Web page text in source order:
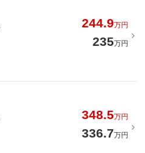
244.9万円
235万円
348.5万円
336.7万円